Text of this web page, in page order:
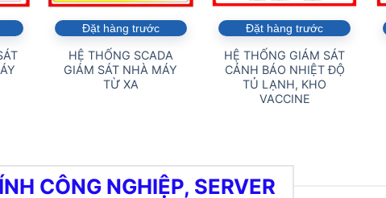
Đặt hàng trước
HỆ THỐNG SCADA
GIÁM SÁT NHÀ MÁY
TỪ XA
Đặt hàng trước
HỆ THỐNG GIÁM SÁT
CẢNH BÁO NHIỆT ĐỘ
TỦ LẠNH, KHO
VACCINE
CÔNG NGHIỆP, SERVER